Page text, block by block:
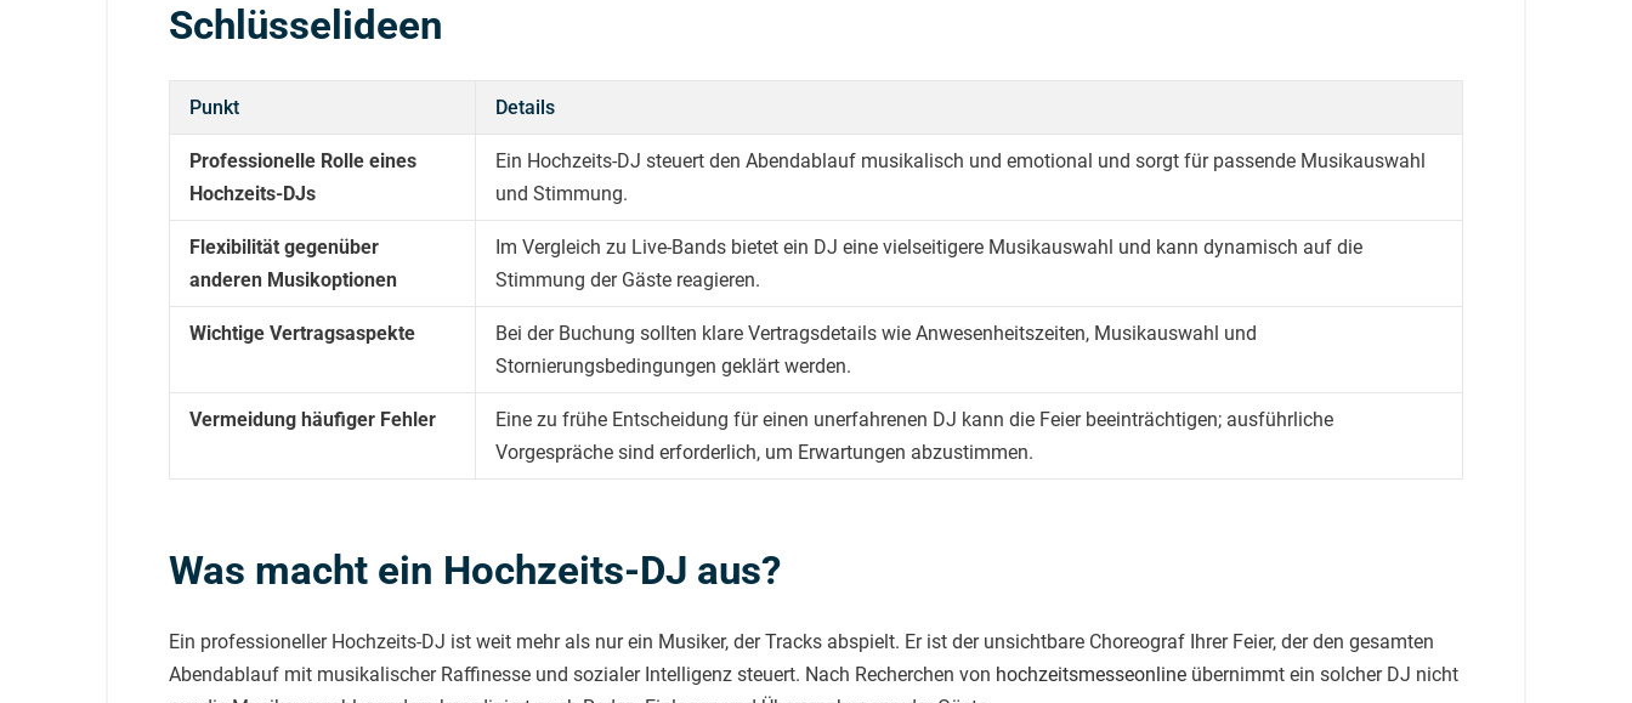
Schlüsselideen
Punkt Details
Professionelle Rolle eines
Hochzeits-DJs
Ein Hochzeits-DJ steuert den Abendablauf musikalisch und emotional und sorgt für passende Musikauswahl
und Stimmung.
Flexibilität gegenüber
anderen Musikoptionen
Im Vergleich zu Live-Bands bietet ein DJ eine vielseitigere Musikauswahl und kann dynamisch auf die
Stimmung der Gäste reagieren.
Wichtige Vertragsaspekte
Bei der Buchung sollten klare Vertragsdetails wie Anwesenheitszeiten, Musikauswahl und
Stornierungsbedingungen geklärt werden.
Vermeidung häufiger Fehler
Eine zu frühe Entscheidung für einen unerfahrenen DJ kann die Feier beeinträchtigen; ausführliche
Vorgespräche sind erforderlich, um Erwartungen abzustimmen.
Was macht ein Hochzeits-DJ aus?
Ein professioneller Hochzeits-DJ ist weit mehr als nur ein Musiker, der Tracks abspielt. Er ist der unsichtbare Choreograf Ihrer Feier, der den gesamten
Abendablauf mit musikalischer Raffinesse und sozialer Intelligenz steuert. Nach Recherchen von hochzeitsmesseonline übernimmt ein solcher DJ nicht